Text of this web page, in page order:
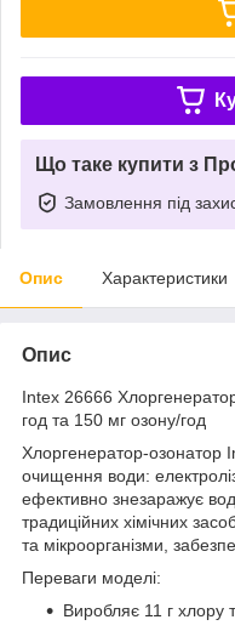
Що таке купити з
Замовлення під
Опис Характеристики
Опис
Intex 26666
год та 150 мг озону/год
Хлоргенератор-озонатор
очищення води:
ефективно знезаражує
традиційних хімічних
та мікроорганізми,
Переваги моделі:
Виробляє 11 г хлору